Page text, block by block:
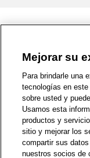
1-800-679-9691 |
Política de
Zona de
Mejorar su
Para brindarle una
tecnologías en
sobre usted y
Usamos esta
productos y
sitio y mejorar los
compartir sus
nuestros socios de